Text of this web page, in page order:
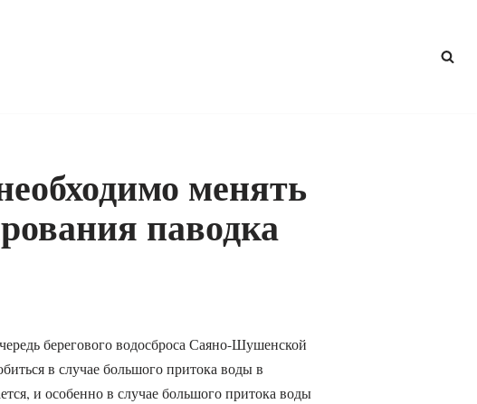
менять
паводка
берегового водосброса Саяно-Шушенской
в случае большого притока воды в
и особенно в случае большого притока воды